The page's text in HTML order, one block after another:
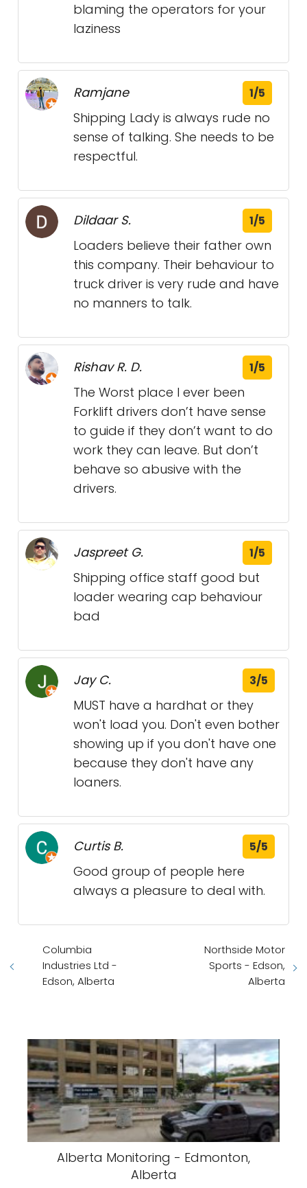
blaming the operators for your
laziness
Ramjane 1/5
Shipping Lady is always rude no
sense of talking. She needs to be
respectful.
Dildaar S. 1/5
Loaders believe their father own
this company. Their behaviour to
truck driver is very rude and have
no manners to talk.
Rishav R. D. 1/5
The Worst place I ever been
Forklift drivers don’t have sense
to guide if they don’t want to do
work they can leave. But don’t
behave so abusive with the
drivers.
Jaspreet G. 1/5
Shipping office staff good but
loader wearing cap behaviour
bad
Jay C. 3/5
MUST have a hardhat or they
won't load you. Don't even bother
showing up if you don't have one
because they don't have any
loaners.
Curtis B. 5/5
Good group of people here
always a pleasure to deal with.
Columbia
Industries Ltd -
Edson, Alberta
Northside Motor
Sports - Edson,
Alberta
Alberta Monitoring - Edmonton,
Alberta